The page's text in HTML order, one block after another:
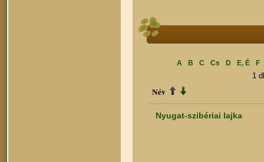
A B C Cs D E, É F
1
Név
Nyugat-szibériai lajka